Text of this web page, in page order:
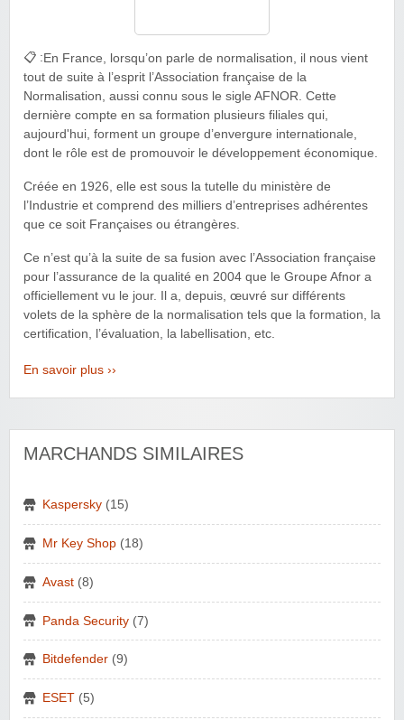
📋 : En France, lorsqu’on parle de normalisation, il nous vient
tout de suite à l’esprit l’Association française de la
Normalisation, aussi connu sous le sigle AFNOR. Cette
dernière compte en sa formation plusieurs filiales qui,
aujourd'hui, forment un groupe d’envergure internationale,
dont le rôle est de promouvoir le développement économique.
Créée en 1926, elle est sous la tutelle du ministère de
l’Industrie et comprend des milliers d’entreprises adhérentes
que ce soit Françaises ou étrangères.
Ce n’est qu’à la suite de sa fusion avec l’Association française
pour l’assurance de la qualité en 2004 que le Groupe Afnor a
officiellement vu le jour. Il a, depuis, œuvré sur différents
volets de la sphère de la normalisation tels que la formation, la
certification, l’évaluation, la labellisation, etc.
En savoir plus ››
MARCHANDS SIMILAIRES
Kaspersky (15)
Mr Key Shop (18)
Avast (8)
Panda Security (7)
Bitdefender (9)
ESET (5)